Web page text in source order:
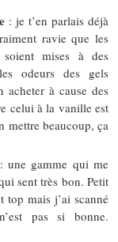
: je t’en parlais déjà
ravie que les
soient mises à des
odeurs des gels
acheter à cause des
celui à la vanille est
mettre beaucoup, ça
: une gamme qui me
sent très bon. Petit
top mais j’ai scanné
pas si bonne.